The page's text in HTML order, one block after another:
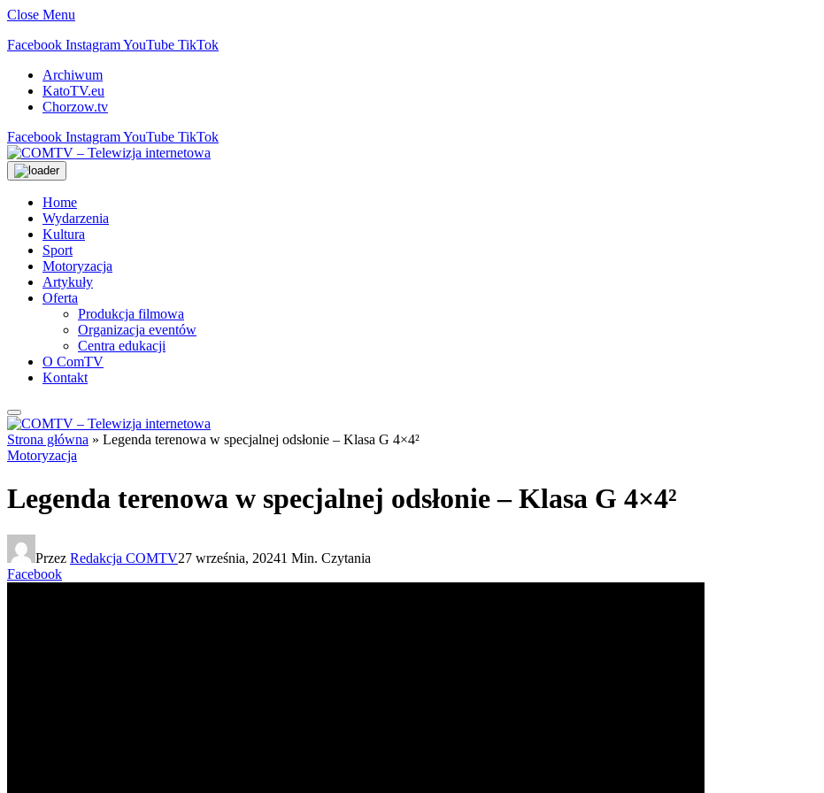
Close Menu
Facebook InstagramYouTube TikTok
Archiwum
KatoTV.eu
Chorzow.tv
Facebook InstagramYouTube TikTok
Home
Wydarzenia
Kultura
Sport
Motoryzacja
Artykuły
Oferta
Produkcja filmowa
Organizacja eventów
Centra edukacji
O ComTV
Kontakt
Strona główna » Legenda terenowa w specjalnej odsłonie – Klasa G 4×4²
Motoryzacja
Legenda terenowa w specjalnej odsłonie – Klasa G 4×4²
Przez Redakcja COMTV27 września, 20241 Min. Czytania
Facebook